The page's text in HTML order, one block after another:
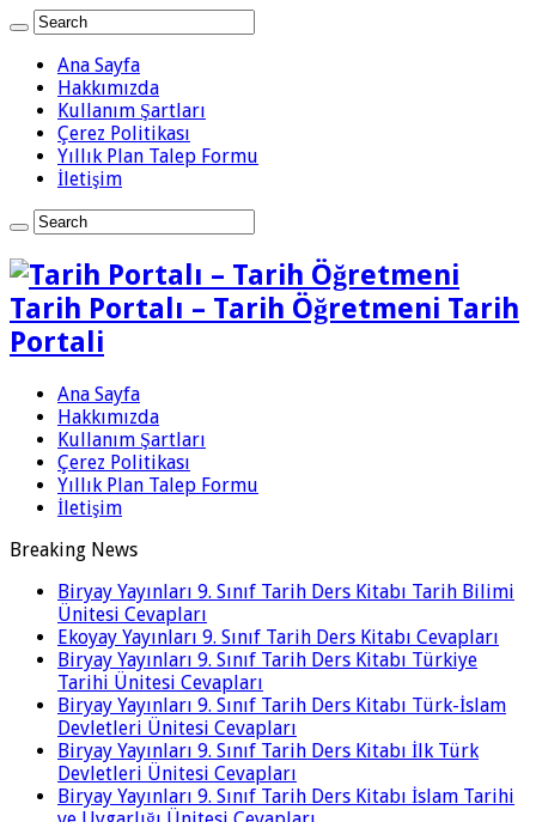
Ana Sayfa
Hakkımızda
Kullanım Şartları
Çerez Politikası
Yıllık Plan Talep Formu
İletişim
Tarih Portalı – Tarih Öğretmeni Tarih
Portali
Ana Sayfa
Hakkımızda
Kullanım Şartları
Çerez Politikası
Yıllık Plan Talep Formu
İletişim
Breaking News
Biryay Yayınları 9. Sınıf Tarih Ders Kitabı Tarih Bilimi
Ünitesi Cevapları
Ekoyay Yayınları 9. Sınıf Tarih Ders Kitabı Cevapları
Biryay Yayınları 9. Sınıf Tarih Ders Kitabı Türkiye
Tarihi Ünitesi Cevapları
Biryay Yayınları 9. Sınıf Tarih Ders Kitabı Türk-İslam
Devletleri Ünitesi Cevapları
Biryay Yayınları 9. Sınıf Tarih Ders Kitabı İlk Türk
Devletleri Ünitesi Cevapları
Biryay Yayınları 9. Sınıf Tarih Ders Kitabı İslam Tarihi